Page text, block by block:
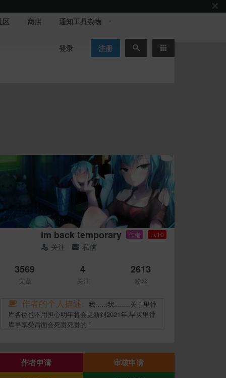
区 商店 通知工具杂物
登录 注册
im back temporary 作者 Lv10
关注 私信
3569
文章
4
关注
2613
粉丝
作者的个人描述:
我......我........关于里番
库各位也不用担心明年将会更新到2021年,早买里番
库早享受后面会死贵死贵的！
作者申请
审核申请